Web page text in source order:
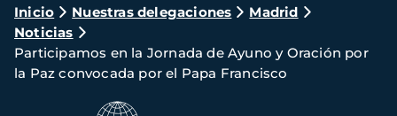
Ruta
de
navegación
Inicio Nuestras delegaciones
Madrid
Noticias
Participamos en la Jornada de Ayuno y Oración por
la Paz convocada por el Papa Francisco